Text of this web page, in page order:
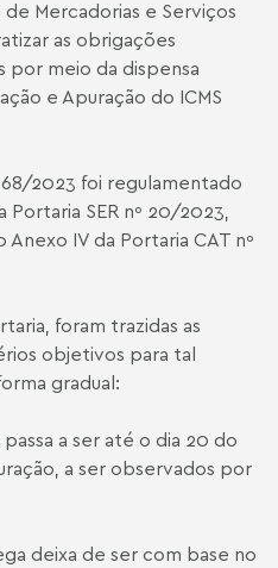
Mercadorias e Serviços
as obrigações
por meio da dispensa
e Apuração do ICMS
2023 foi regulamentado
SER nº 20/2023,
IV da Portaria CAT nº
foram trazidas as
objetivos para tal
gradual:
a ser até o dia 20 do
a ser observados por
deixa de ser com base no